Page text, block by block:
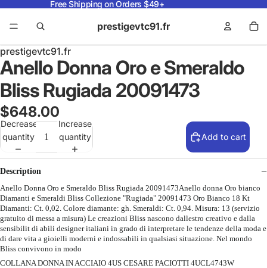
Free Shipping on Orders $49+
prestigevtc91.fr
prestigevtc91.fr
Anello Donna Oro e Smeraldo
Bliss Rugiada 20091473
$648.00
Decrease
quantity
Increase
quantity
Add to cart
Description
Anello Donna Oro e Smeraldo Bliss Rugiada 20091473Anello donna Oro bianco
Diamanti e Smeraldi Bliss Collezione "Rugiada" 20091473 Oro Bianco 18 Kt
Diamanti: Ct. 0,02. Colore diamante: gh. Smeraldi: Ct. 0,94. Misura: 13 (servizio
gratuito di messa a misura) Le creazioni Bliss nascono dallestro creativo e dalla
sensibilit di abili designer italiani in grado di interpretare le tendenze della moda e
di dare vita a gioielli moderni e indossabili in qualsiasi situazione. Nel mondo
Bliss convivono in modo
COLLANA DONNA IN ACCIAIO 4US CESARE PACIOTTI 4UCL4743W